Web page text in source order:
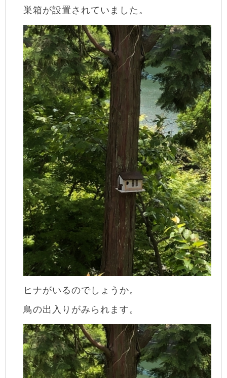
巣箱が設置されていました。
ヒナがいるのでしょうか。
鳥の出入りがみられます。